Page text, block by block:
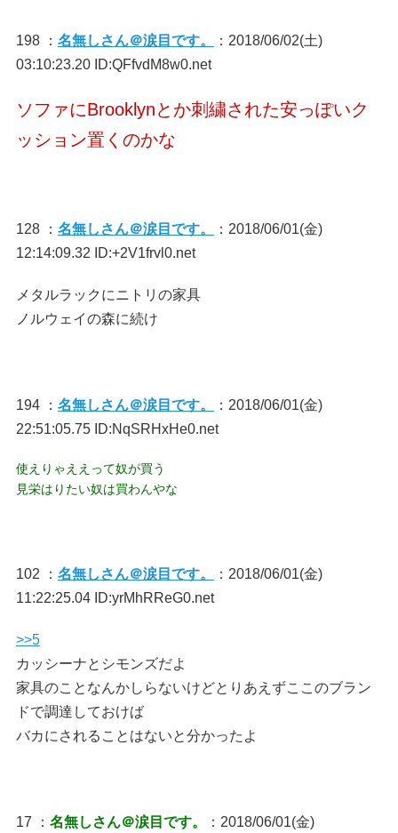
198 ： 名無しさん＠涙目です。
：2018/06/02(土)
03:10:23.20 ID:QFfvdM8w0.net
ソファにBrooklynとか刺繍された安っぽいク
ッション置くのかな
128 ： 名無しさん＠涙目です。
：2018/06/01(金)
12:14:09.32 ID:+2V1frvl0.net
メタルラックにニトリの家具
ノルウェイの森に続け
194 ： 名無しさん＠涙目です。
：2018/06/01(金)
22:51:05.75 ID:NqSRHxHe0.net
使えりゃええって奴が買う
見栄はりたい奴は買わんやな
102 ： 名無しさん＠涙目です。
：2018/06/01(金)
11:22:25.04 ID:yrMhRReG0.net
>>5
カッシーナとシモンズだよ
家具のことなんかしらないけどとりあえずここのブラン
ドで調達しておけば
バカにされることはないと分かったよ
17 ： 名無しさん＠涙目です。
：2018/06/01(金)